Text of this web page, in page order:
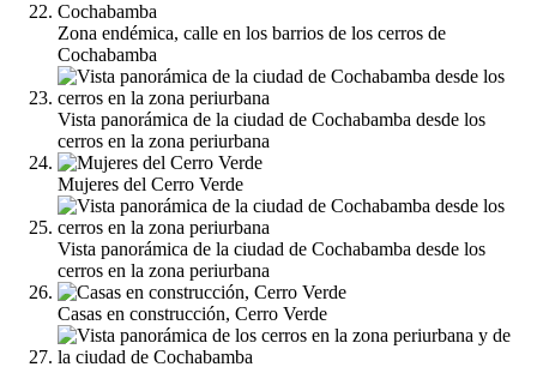
Zona endémica, calle en los barrios de los cerros de
Cochabamba
Vista panorámica de la ciudad de Cochabamba desde los
cerros en la zona periurbana
Mujeres del Cerro Verde
Vista panorámica de la ciudad de Cochabamba desde los
cerros en la zona periurbana
Casas en construcción, Cerro Verde